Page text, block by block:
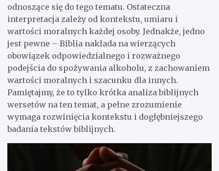
odnoszące się do tego tematu. Ostateczna
interpretacja zależy od kontekstu, umiaru i
wartości moralnych każdej osoby. Jednakże, jedno
jest pewne – Biblia nakłada na wierzących
obowiązek odpowiedzialnego i rozważnego
podejścia do spożywania alkoholu, z zachowaniem
wartości moralnych i szacunku dla innych.
Pamiętajmy, że to tylko krótka analiza biblijnych
wersetów na ten temat, a pełne zrozumienie
wymaga rozwinięcia kontekstu i dogłębniejszego
badania tekstów biblijnych.